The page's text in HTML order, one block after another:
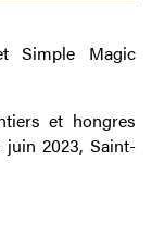
Simple Magic
et hongres
juin 2023, Saint-